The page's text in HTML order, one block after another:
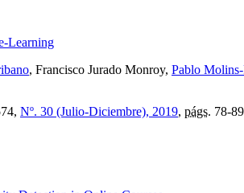
Learning
, Francisco Jurado Monroy, Pablo
Nº. 30 (Julio-Diciembre), 2019, págs. 78-89